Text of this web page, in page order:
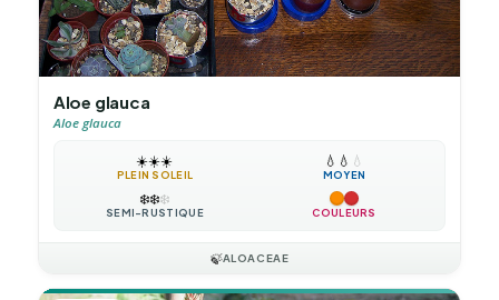
Aloe glauca
Aloe glauca
☀️☀️☀️
PLEIN SOLEIL
💧 💧 💧
MOYEN
❄️❄️❄️
SEMI-RUSTIQUE COULEURS
🍃ALOACEAE